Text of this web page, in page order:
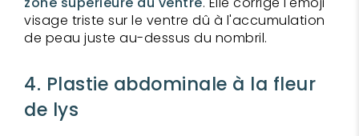
visage triste sur le ventre dû à l'accumulation
de peau juste au-dessus du nombril.
4. Plastie abdominale à la fleur
de lys